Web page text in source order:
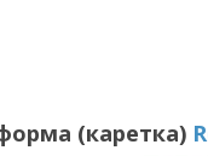
(каретка)